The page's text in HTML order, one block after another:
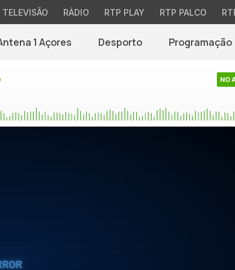
TELEVISÃO RÁDIO RTP PLAY RTP PALCO
1 Açores Desporto Programação
NO